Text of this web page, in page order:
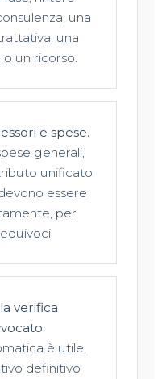
una
una
un ricorso.
e spese.
generali,
unificato
essere
per
verifica
è utile,
definitivo